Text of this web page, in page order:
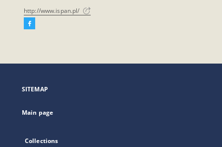
http://www.ispan.pl/
Facebook
open
new
SITEMAP
Main page
Collections